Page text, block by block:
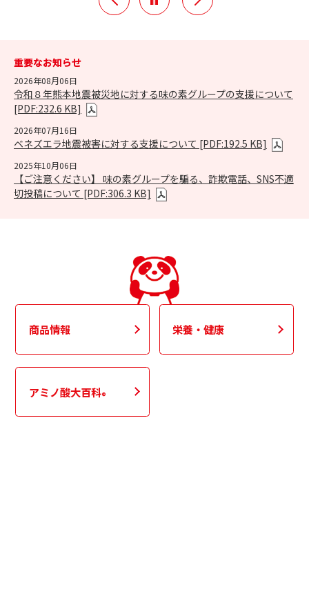
重要なお知らせ
2026年08月06日
令和８年熊本地震被災地に対する味の素グループの支援について
[PDF:232.6 KB]
2026年07月16日
ベネズエラ地震被害に対する支援について [PDF:192.5 KB]
2025年10月06日
【ご注意ください】 味の素グループを騙る、詐欺電話、SNS不適
切投稿について [PDF:306.3 KB]
商品情報 栄養・健康
アミノ酸大百科®